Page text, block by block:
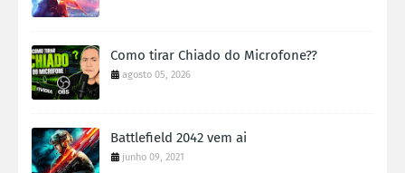
Como tirar Chiado do Microfone??
agosto 05, 2026
Battlefield 2042 vem ai
junho 09, 2021